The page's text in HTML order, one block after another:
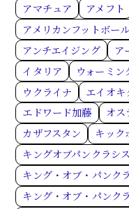
アマチュア
アメフト
アメリカンフットボー
アンチエイジング
ア
イタリア
ウォーミン
ウクライナ
エイオキ
エドワード加藤
オス
カザフスタン
キック
キングオブパンクラシ
キング・オブ・パンク
キング・オブ・パンク